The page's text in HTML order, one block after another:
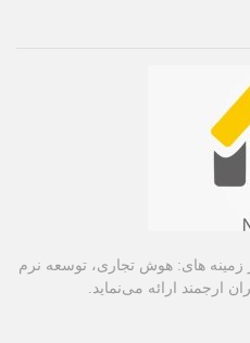
های: هوش تجاری، توسعه نرم
ارجمند ارائه می‌نماید.